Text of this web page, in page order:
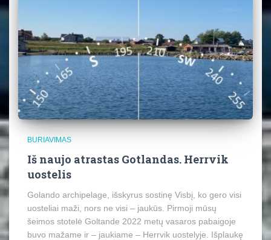
BURIAVIMAS
Iš naujo atrastas Gotlandas. Herrvik
uostelis
Golando archipelage, išskyrus sostinę Visbį, ko gero visi
uosteliai maži, nors ne visi – jaukūs. Pirmoji mūsų
šeimos stotelė Goltande 2022 metų vasaros pabaigoje
buvo mažame ir – jaukiame – Herrvik uostelyje. Išplaukę